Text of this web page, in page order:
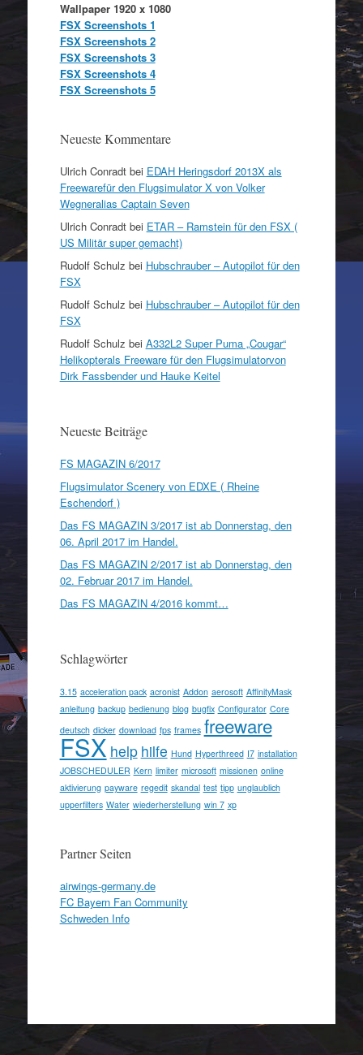
Wallpaper 1920 x 1080
FSX Screenshots 1
FSX Screenshots 2
FSX Screenshots 3
FSX Screenshots 4
FSX Screenshots 5
Neueste Kommentare
Ulrich Conradtbei EDAH Heringsdorf 2013X als
Freewarefür den Flugsimulator X von Volker
Wegneralias Captain Seven
Ulrich Conradtbei ETAR – Ramstein für den FSX (
US Militär super gemacht)
Rudolf Schulz bei Hubschrauber – Autopilot für den
FSX
Rudolf Schulz bei Hubschrauber – Autopilot für den
FSX
Rudolf Schulz bei A332L2 Super Puma „Cougar“
Helikopterals Freeware für den Flugsimulatorvon
Dirk Fassbender und Hauke Keitel
Neueste Beiträge
FS MAGAZIN 6/2017
Flugsimulator Scenery von EDXE ( Rheine
Eschendorf )
Das FS MAGAZIN 3/2017 ist ab Donnerstag, den
06. April 2017 im Handel.
Das FS MAGAZIN 2/2017 ist ab Donnerstag, den
02. Februar 2017 im Handel.
Das FS MAGAZIN 4/2016 kommt…
Schlagwörter
3.15 acceleration pack acronist Addon aerosoft AffinityMask
anleitung backup bedienung blog bugfix Configurator Core
deutsch dicker download fps frames freeware
FSX help hilfe Hund Hyperthreed I7 installation
JOBSCHEDULER Kern limiter microsoft missionen online
aktivierung payware regedit skandal test tipp unglaublich
upperfilters Water wiederherstellung win 7 xp
Partner Seiten
airwings-germany.de
FC Bayern Fan Community
Schweden Info